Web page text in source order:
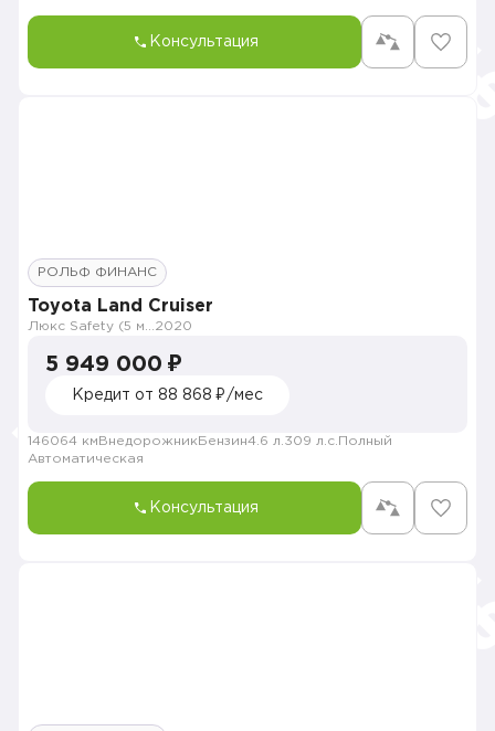
Консультация
РОЛЬФ ФИНАНС
Toyota Land Cruiser
2020
5 949 000 ₽
Кредит от 88 868 ₽/мес
146064 км Внедорожник Бензин4.6 л. 309 л.с. Полный
Автоматическая
Консультация